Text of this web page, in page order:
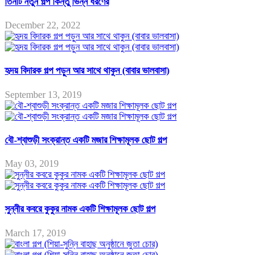
December 22, 2022
হৃদয় বিদারক গল্প পড়ুন আর সাথে থাকুন (বাবার ভালবাসা)
September 13, 2019
বৌ-শ্বাশুড়ী সংক্রান্ত একটি মজার শিক্ষামূলক ছোট গল্প
May 03, 2019
সুন্নীর কবরে কুকুর নামক একটি শিক্ষামূলক ছোট গল্প
March 17, 2019